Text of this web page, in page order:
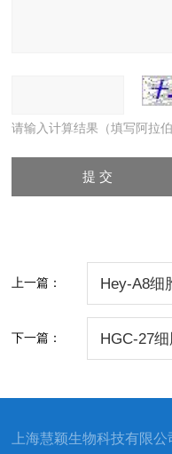
请输入计算结果（填写阿拉
上一篇： Hey-A8细
下一篇： HGC-27
上海慧颖生物科技有限